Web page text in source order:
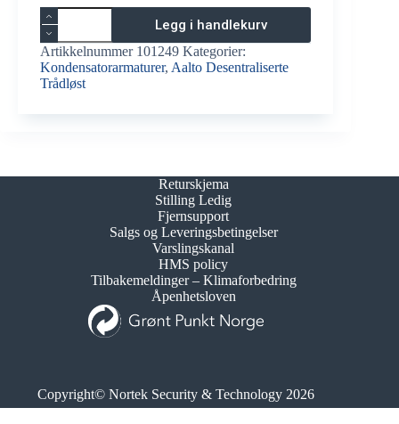
Solid
Zone
Midbay
TWS3692WA
antall
Legg i handlekurv
Artikkelnummer 101249 Kategorier:
Kondensatorarmaturer, Aalto Desentraliserte
Trådløst
Returskjema
Stilling Ledig
Fjernsupport
Salgs og Leveringsbetingelser
Varslingskanal
HMS policy
Tilbakemeldinger – Klimaforbedring
Åpenhetsloven
Copyright© Nortek Security & Technology 2026